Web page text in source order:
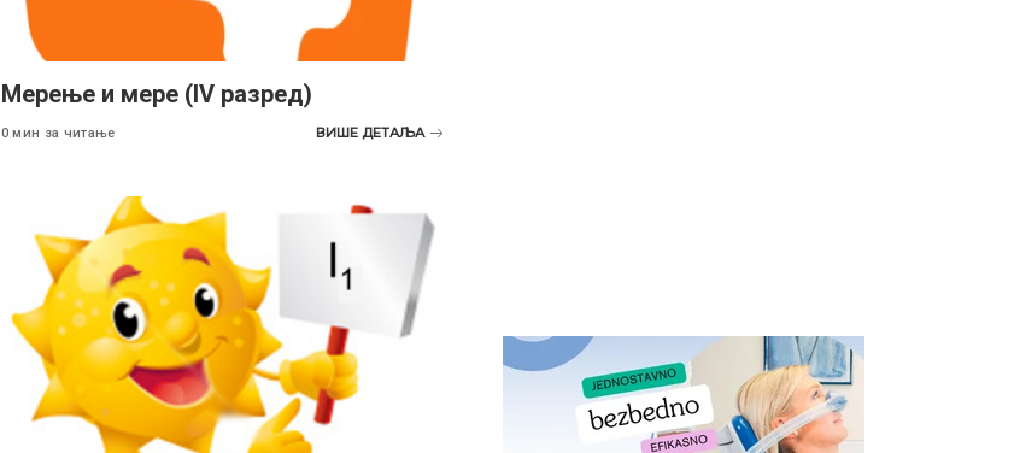
Мерење и мере (IV разред)
0 мин за читање ВИШЕ ДЕТАЉА